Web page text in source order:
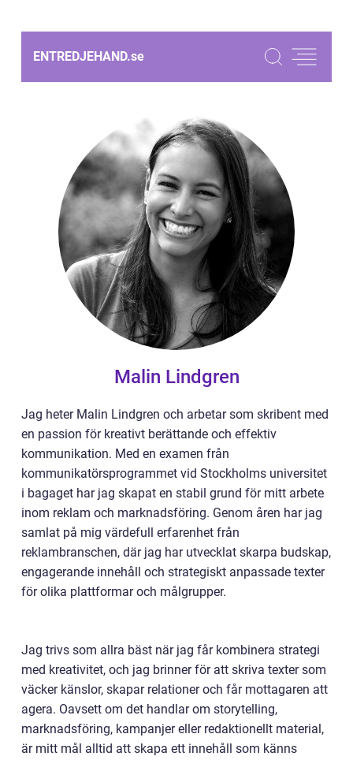
ENTREDJEHAND.se
Malin Lindgren
Jag heter Malin Lindgren och arbetar som skribent med
en passion för kreativt berättande och effektiv
kommunikation. Med en examen från
kommunikatörsprogrammet vid Stockholms universitet
i bagaget har jag skapat en stabil grund för mitt arbete
inom reklam och marknadsföring. Genom åren har jag
samlat på mig värdefull erfarenhet från
reklambranschen, där jag har utvecklat skarpa budskap,
engagerande innehåll och strategiskt anpassade texter
för olika plattformar och målgrupper.
Jag trivs som allra bäst när jag får kombinera strategi
med kreativitet, och jag brinner för att skriva texter som
väcker känslor, skapar relationer och får mottagaren att
agera. Oavsett om det handlar om storytelling,
marknadsföring, kampanjer eller redaktionellt material,
är mitt mål alltid att skapa ett innehåll som känns